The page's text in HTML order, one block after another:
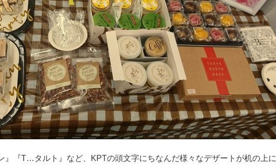
『T…タルト』など、KPTの頭文字にちなんだ様々なデザートが机の上に